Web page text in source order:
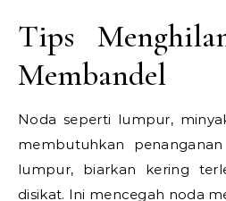
Tips
Membandel
Noda seperti lumpur,
membutuhkan
lumpur, biarkan kering
disikat. Ini mencegah noda